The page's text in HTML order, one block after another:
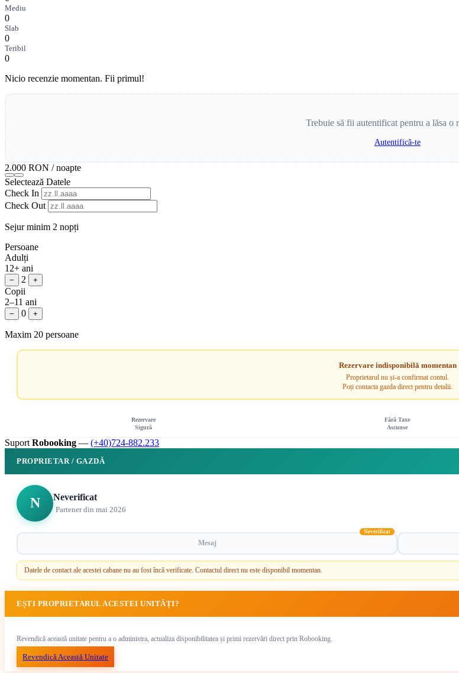
Mediu
0
Slab
0
Teribil
0
Nicio recenzie momentan. Fii primul!
Trebuie să fii autentificat pentru a lăsa o
Autentifică-te
2.000 RON / noapte
Selectează Datele
Check In
Check Out
Sejur minim 2 nopți
Persoane
Adulți
12+ ani
− 2 +
Copii
2–11 ani
− 0 +
Maxim 20 persoane
Rezervare indisponibilă momentan
Proprietarul nu și-a confirmat contul.
Poți contacta gazda direct pentru detalii.
Rezervare
Sigură
Fără Taxe
Ascunse
Suport Robooking — (+40)724-882.233
PROPRIETAR / GAZDĂ
N Neverificat
Partener din mai 2026
Mesaj
Neverificat
Datele de contact ale acestei cabane nu au fost încă verificate. Contactul direct nu este disponibil momentan.
EȘTI PROPRIETARUL ACESTEI UNITĂȚI?
Revendică această unitate pentru a o administra, actualiza disponibilitatea și primi rezervări direct prin Robooking.
Revendică Această Unitate